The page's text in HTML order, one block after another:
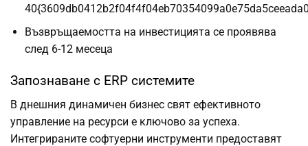
Възвръщаемостта на инвестицията се проявява
след 6-12 месеца
Запознаване с ERP системите
В днешния динамичен бизнес свят ефективното
управление на ресурси е ключово за успеха.
Интегрираните софтуерни инструменти предоставят